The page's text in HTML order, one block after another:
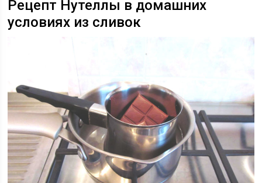
Рецепт Нутеллы в домашних
условиях из сливок